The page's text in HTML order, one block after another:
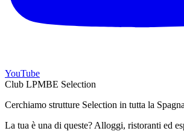
YouTube
Club LPMBE Selection
Cerchiamo strutture Selection in tutta la
La tua è una di queste? Alloggi, ristoranti ed